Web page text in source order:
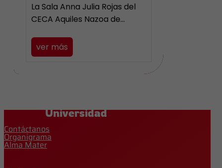
La Sala Anna Julia Rojas del
CECA Aquiles Nazoa de…
ver más
Universidad
Contáctanos
Organigrama
Alma Mater